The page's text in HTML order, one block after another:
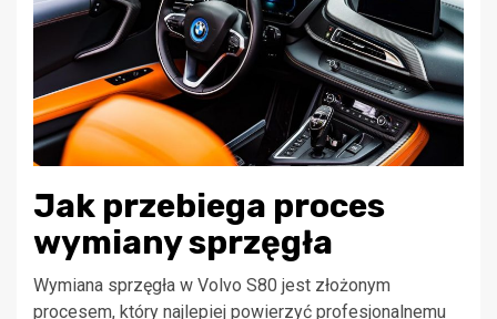
Jak przebiega proces
wymiany sprzęgła
Wymiana sprzęgła w Volvo S80 jest złożonym
procesem, który najlepiej powierzyć profesjonalnemu